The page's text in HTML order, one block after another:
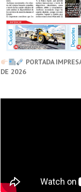
PORTADA
DE 2026